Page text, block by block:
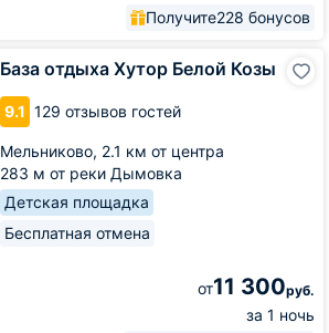
Получите228 бонусов
База отдыха Хутор Белой Козы
9.1 129 отзывов гостей
Мельниково, 2.1 км от центра
283 м от реки Дымовка
Детская площадка
Бесплатная отмена
от11 300руб.
за 1 ночь